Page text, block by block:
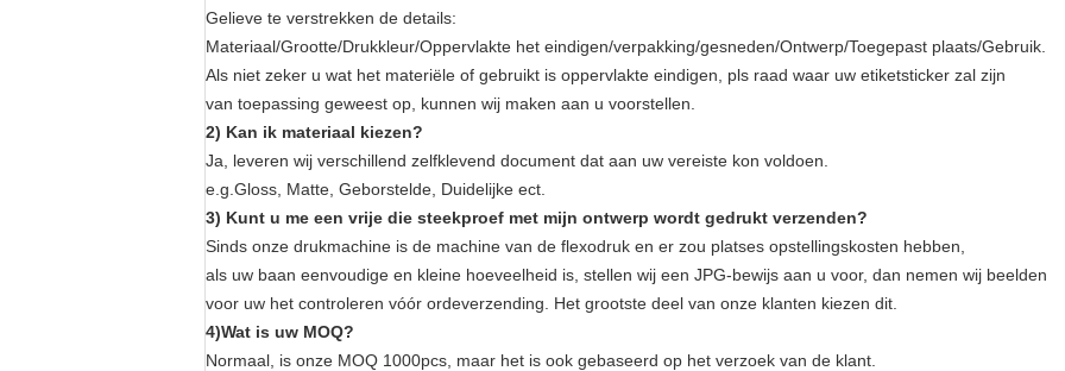
Gelieve te verstrekken de details:
Materiaal/Grootte/Drukkleur/Oppervlakte het eindigen/verpakking/gesneden/Ontwerp/Toegepast plaats/Gebruik.
Als niet zeker u wat het materiële of gebruikt is oppervlakte eindigen, pls raad waar uw etiketsticker zal zijn
van toepassing geweest op, kunnen wij maken aan u voorstellen.
2) Kan ik materiaal kiezen?
Ja, leveren wij verschillend zelfklevend document dat aan uw vereiste kon voldoen.
e.g.Gloss, Matte, Geborstelde, Duidelijke ect.
3) Kunt u me een vrije die steekproef met mijn ontwerp wordt gedrukt verzenden?
Sinds onze drukmachine is de machine van de flexodruk en er zou platses opstellingskosten hebben,
als uw baan eenvoudige en kleine hoeveelheid is, stellen wij een JPG-bewijs aan u voor, dan nemen wij beelden
voor uw het controleren vóór ordeverzending. Het grootste deel van onze klanten kiezen dit.
4)Wat is uw MOQ?
Normaal, is onze MOQ 1000pcs, maar het is ook gebaseerd op het verzoek van de klant.